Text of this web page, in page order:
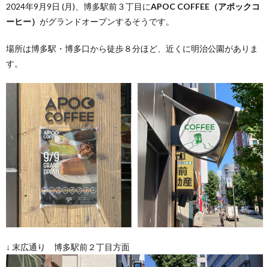
2024年9月9日 (月)、博多駅前３丁目にAPOC COFFEE（アポックコ
ーヒー） がグランドオープンするそうです。
場所は博多駅・博多口から徒歩８分ほど、近くに明治公園がありま
す。
↓ 末広通り 博多駅前２丁目方面